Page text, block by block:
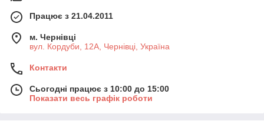
Працює з 21.04.2011
м. Чернівці
вул. Кордуби, 12А, Чернівці, Україна
Контакти
Сьогодні працює з 10:00 до 15:00
Показати весь графік роботи